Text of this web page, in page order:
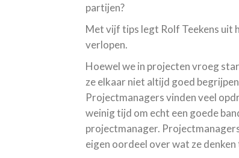
partijen?
Met vijf tips legt Rolf Teekens uit
verlopen.
Hoewel we in projecten vroeg
ze elkaar niet altijd goed
Projectmanagers vinden veel
weinig tijd om echt een goede
projectmanager.
eigen oordeel over wat ze